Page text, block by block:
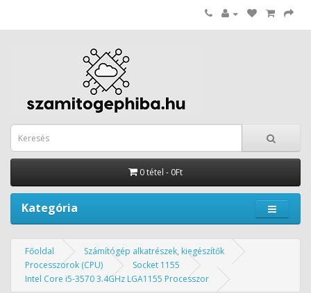
0 tétel - 0Ft
Kategória
Főoldal
Számítógép alkatrészek, kiegészítők
Processzorok (CPU)
Socket 1155
Intel Core i5-3570 3.4GHz LGA1155 Processzor